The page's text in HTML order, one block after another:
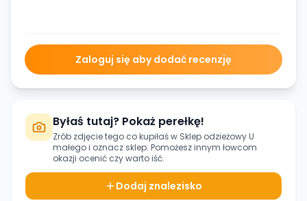
Zaloguj się aby dodać recenzję
Byłaś tutaj? Pokaż perełkę!
Zrób zdjęcie tego co kupiłaś w Sklep odzieżowy U
małegoi oznacz sklep. Pomożesz innym łowcom
okazji ocenić czy warto iść.
Dodaj znalezisko